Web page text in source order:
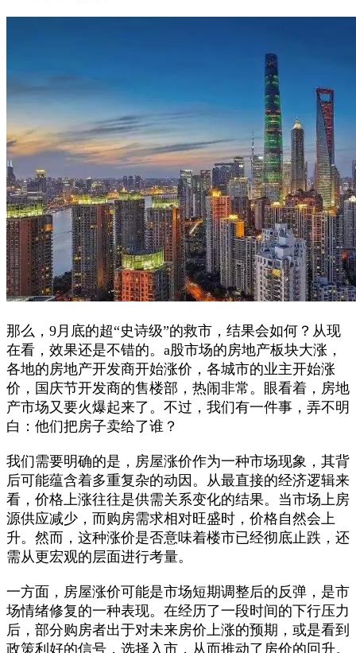
那么，9月底的超“史诗级”的救市，结果会如何？从现
在看，效果还是不错的。a股市场的房地产板块大涨，
各地的房地产开发商开始涨价，各城市的业主开始涨
价，国庆节开发商的售楼部，热闹非常。眼看着，房地
产市场又要火爆起来了。不过，我们有一件事，弄不明
白：他们把房子卖给了谁？
我们需要明确的是，房屋涨价作为一种市场现象，其背
后可能蕴含着多重复杂的动因。从最直接的经济逻辑来
看，价格上涨往往是供需关系变化的结果。当市场上房
源供应减少，而购房需求相对旺盛时，价格自然会上
升。然而，这种涨价是否意味着楼市已经彻底止跌，还
需从更宏观的层面进行考量。
一方面，房屋涨价可能是市场短期调整后的反弹，是市
场情绪修复的一种表现。在经历了一段时间的下行压力
后，部分购房者出于对未来房价上涨的预期，或是看到
政策利好的信号，选择入市，从而推动了房价的回升。